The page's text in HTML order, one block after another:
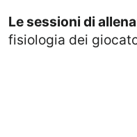
Le sessioni di
fisiologia dei